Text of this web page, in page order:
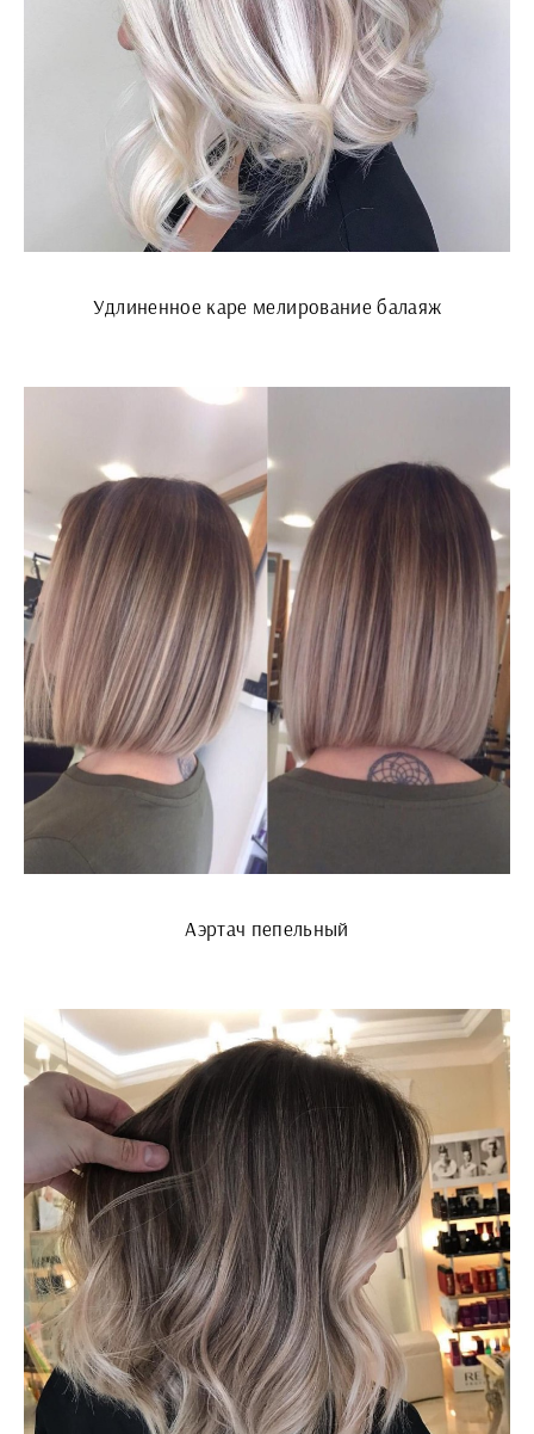
Удлиненное каре мелирование балаяж
Аэртач пепельный